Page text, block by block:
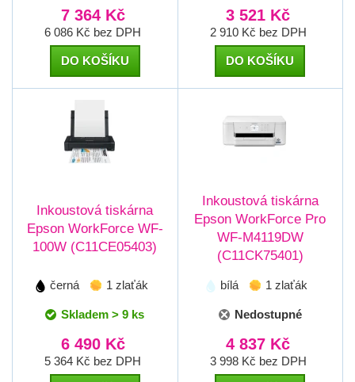
7 364 Kč
6 086 Kč bez DPH
DO KOŠÍKU
3 521 Kč
2 910 Kč bez DPH
DO KOŠÍKU
Inkoustová tiskárna
Epson WorkForce WF-
100W (C11CE05403)
černá 1 zlaťák
Skladem > 9 ks
6 490 Kč
5 364 Kč bez DPH
Inkoustová tiskárna
Epson WorkForce Pro
WF-M4119DW
(C11CK75401)
bílá 1 zlaťák
Nedostupné
4 837 Kč
3 998 Kč bez DPH